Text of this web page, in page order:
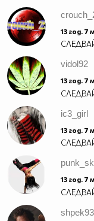
13 год. 7
vidol92
13 год. 7
ic3_girl
13 год. 7
13 год. 7
shpek93